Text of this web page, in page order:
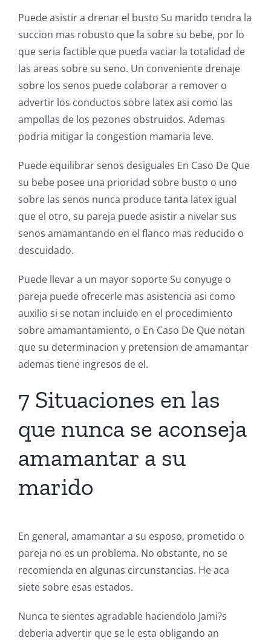
Puede asistir a drenar el busto Su marido tendra la
succion mas robusto que la sobre su bebe, por lo
que seria factible que pueda vaciar la totalidad de
las areas sobre su seno. Un conveniente drenaje
sobre los senos puede colaborar a remover o
advertir los conductos sobre latex asi como las
ampollas de los pezones obstruidos. Ademas
podria mitigar la congestion mamaria leve.
Puede equilibrar senos desiguales En Caso De Que
su bebe posee una prioridad sobre busto o uno
sobre las senos nunca produce tanta latex igual
que el otro, su pareja puede asistir a nivelar sus
senos amamantando en el flanco mas reducido o
descuidado.
Puede llevar a un mayor soporte Su conyuge o
pareja puede ofrecerle mas asistencia asi como
auxilio si se notan incluido en el procedimiento
sobre amamantamiento, o En Caso De Que notan
que su determinacion y pretension de amamantar
ademas tiene ingresos de el.
7 Situaciones en las
que nunca se aconseja
amamantar a su
marido
En general, amamantar a su esposo, prometido o
pareja no es un problema. No obstante, no se
recomienda en algunas circunstancias. He aca
siete sobre esas estados.
Nunca te sientes agradable haciendolo Jami?s
deberia advertir que se le esta obligando an